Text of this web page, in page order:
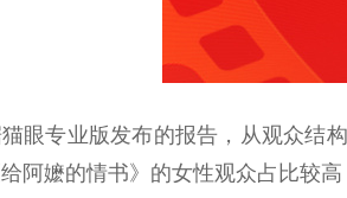
专业版发布的报告，从观众结构
阿嬷的情书》的女性观众占比较